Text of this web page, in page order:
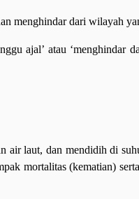
menghindar dari wilayah
ajal’ atau ‘menghindar
laut, dan mendidih di
mortalitas (kematian)